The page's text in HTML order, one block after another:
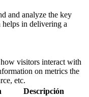
and analyze the key
in delivering a
visitors interact with
on metrics the
etc.
Descripción